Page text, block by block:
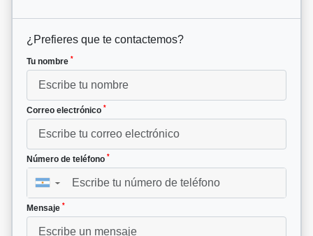
¿Prefieres que te contactemos?
Tu nombre *
Correo electrónico *
Número de teléfono *
▼
Mensaje *